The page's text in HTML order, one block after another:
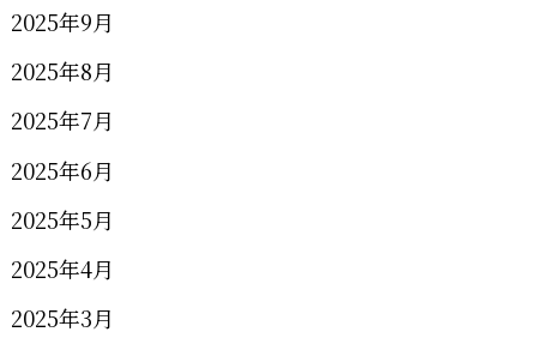
2025年9月
2025年8月
2025年7月
2025年6月
2025年5月
2025年4月
2025年3月